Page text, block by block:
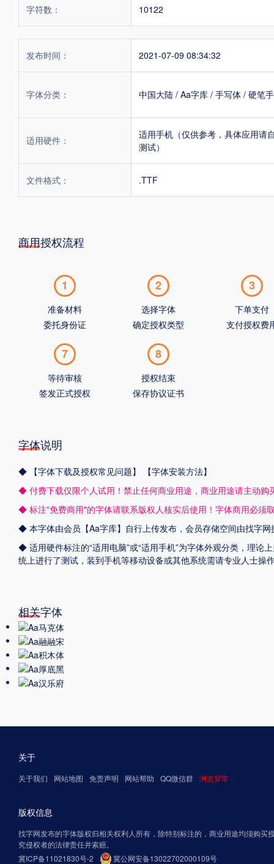
字符数： 10122
发布时间： 2021-07-09 08:34:32
字体分类： 中国大陆 / Aa字库 / 手写体 / 硬笔
适用硬件：
适用手机（仅供参考，具体应用请
测试）
文件格式： .TTF
商用授权流程
1
准备材料
委托身份证
2
选择字体
确定授权类型
3
下单支付
支付授权费
7
等待审核
签发正式授权
8
授权结束
保存协议证书
字体说明
◆ 【字体下载及授权常见问题】
【字体安装方法】
◆ 付费下载仅限个人试用！禁止任何商业用途，商业用途请主动购
◆ 标注"免费商用"的字体请联系版权人核实后使用！字体商用必须
◆ 本字体由会员【Aa字库】自行上传发布，会员存储空间由找字
◆ 适用硬件标注的“适用电脑”或“适用手机”为字体外观分类，理论
统上进行了测试，装到手机等移动设备或其他系统需请专业人士
相关字体
关于
关于我们 网站地图 免责声明 网站帮助 QQ微信群 浏览异常
版权信息
找字网发布的字体版权归相关权利人所有，除特别标注的，商业用途均须购买
究侵权者的法律责任并索赔。
冀ICP备11021830号-2
冀公网安备13022702000109号